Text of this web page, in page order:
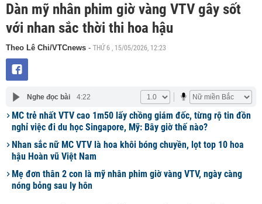
Dàn mỹ nhân phim giờ vàng VTV gây sốt
với nhan sắc thời thi hoa hậu
Theo Lê Chi/VTCnews - THỨ 6 , 15/05/2026, 12:23
Nghe đọc bài 4:22
MC trẻ nhất VTV cao 1m50 lấy chồng giám đốc, từng rộ tin đồn
nghỉ việc đi du học Singapore, Mỹ: Bây giờ thế nào?
Nhan sắc nữ MC VTV là hoa khôi bóng chuyền, lọt top 10 hoa
hậu Hoàn vũ Việt Nam
Mẹ đơn thân 2 con là mỹ nhân phim giờ vàng VTV, ngày càng
nóng bỏng sau ly hôn